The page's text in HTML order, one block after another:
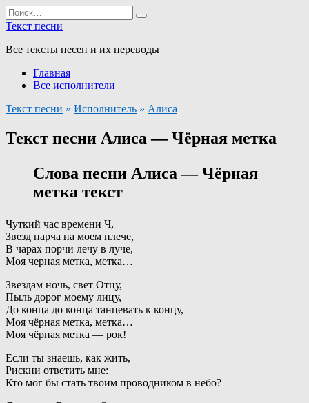
Перейти
к
Search
for:
Текст песни
Все тексты песен и их переводы
Главная
Все исполнители
Текст песни » Исполнитель » Алиса
Текст песни Алиса — Чёрная метка
Слова песни Алиса — Чёрная
метка текст
Чуткий час времени Ч,
Звезд парча на моем плече,
В чарах порчи лечу в луче,
Моя черная метка, метка…
Звездам ночь, свет Отцу,
Пыль дорог моему лицу,
До конца до конца танцевать к концу,
Моя чёрная метка, метка…
Моя чёрная метка — рок!
Если ты знаешь, как жить,
Рискни ответить мне:
Кто мог бы стать твоим проводником в небо?